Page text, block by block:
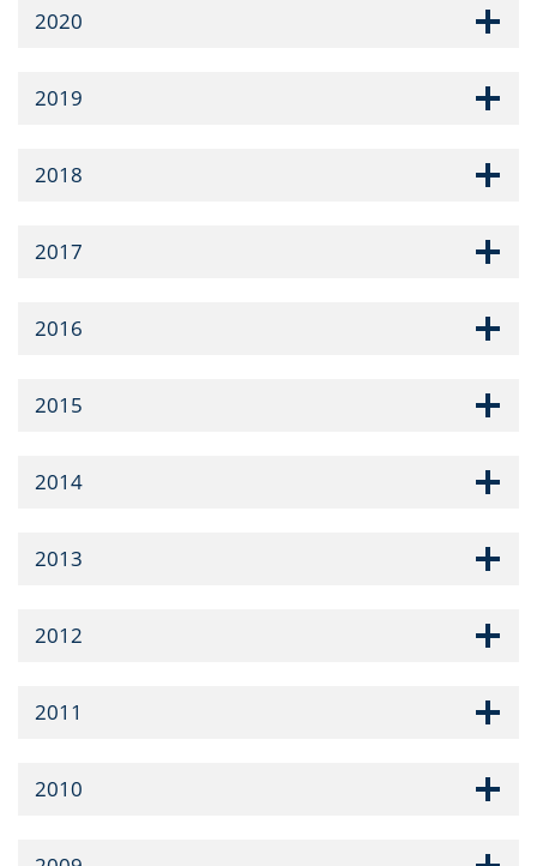
2020
2019
2018
2017
2016
2015
2014
2013
2012
2011
2010